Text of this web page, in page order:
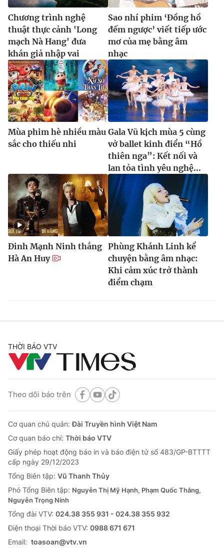
Chương trình nghệ
thuật thực cảnh 'Long
mạch Nà Hang' đưa
khán giả nhập vai
Sao nhí phim ‘Đồng hồ
đếm ngược’ viết tiếp ước
mơ của mẹ bằng âm
nhạc
Mùa phim hè nhiều màu
sắc cho thiếu nhi
Gala Vũ kịch mùa 5 cùng
vở ballet kinh điển “Hồ
thiên nga”: Kết nối và
lan tỏa tình yêu nghệ...
Đinh Mạnh Ninh thắng
Hà An Huy
Phùng Khánh Linh kể
chuyện bằng âm nhạc:
Khi cảm xúc trở thành
điểm chạm
THỜI BÁO VTV
Theo dõi báo trên
Cơ quan chủ quản:Đài Truyền hình Việt Nam
Cơ quan báo chí: Thời báo VTV
Giấy phép hoạt động báo in và báo điện tử số 483/GP-BTTTT
cấp ngày 29/12/2023
Tổng Biên tập: Vũ Thanh Thủy
Phó Tổng Biên tập: Nguyễn Thị Mỹ Hạnh, Phạm Quốc Thắng,
Nguyễn Trọng Ninh
Tổng đài VTV: 024.38 355 931 - 024.38 355 932
Ðiện thoại Thời báo VTV: 0988 671 671
Email: toasoan@vtv.vn